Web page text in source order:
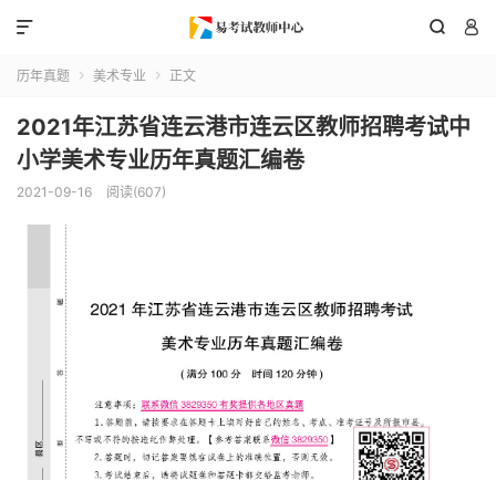
 

历年真题  美术专业  正文
2021年江苏省连云港市连云区教师招聘考试中
小学美术专业历年真题汇编卷
2021-09-16 阅读(607)